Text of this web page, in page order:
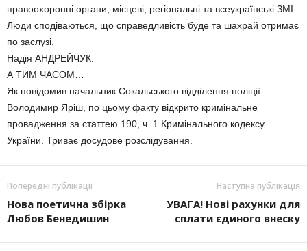
правоохоронні органи, місцеві, регіональні та всеукраїнські ЗМІ.
Люди сподіваються, що справедливість буде та шахрай отримає
по заслузі.
Надія АНДРЕЙЧУК.
А ТИМ ЧАСОМ…
Як повідомив начальник Сокальського відділення поліції
Володимир Яріш, по цьому факту відкрито кримінальне
провадження за статтею 190, ч. 1 Кримінального кодексу
України. Триває досудове розслідування.
Попередні публікації
Нова поетична збірка
Любов Бенедишин
Наступна публікація
УВАГА! Нові рахунки для
сплати єдиного внеску